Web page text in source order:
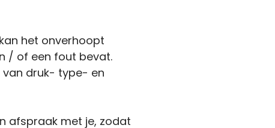
het onverhoopt
/ of een fout bevat.
van druk- type- en
afspraak met je, zodat